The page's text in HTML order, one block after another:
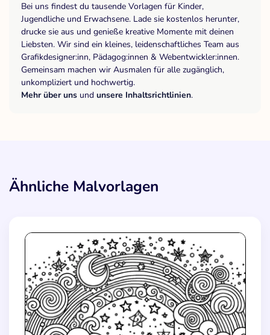
Bei uns findest du tausende Vorlagen für Kinder,
Jugendliche und Erwachsene. Lade sie kostenlos herunter,
drucke sie aus und genieße kreative Momente mit deinen
Liebsten. Wir sind ein kleines, leidenschaftliches Team aus
Grafikdesigner:inn, Pädagog:innen & Webentwickler:innen.
Gemeinsam machen wir Ausmalen für alle zugänglich,
unkompliziert und hochwertig.
Mehr über uns und unsere Inhaltsrichtlinien.
Ähnliche Malvorlagen